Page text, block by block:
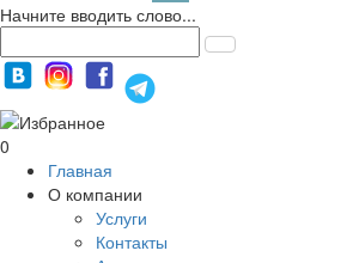
Начните вводить слово...
0
Главная
О компании
Услуги
Контакты